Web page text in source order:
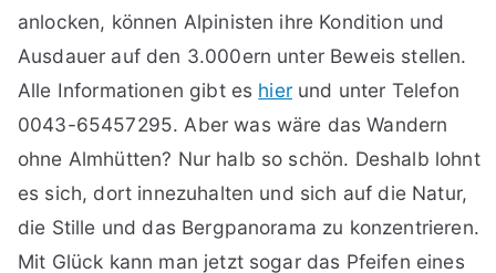
anlocken, können Alpinisten ihre Kondition und
Ausdauer auf den 3.000ern unter Beweis stellen.
Alle Informationen gibt es hierund unter Telefon
0043-65457295. Aber was wäre das Wandern
ohne Almhütten? Nur halb so schön. Deshalb lohnt
es sich, dort innezuhalten und sich auf die Natur,
die Stille und das Bergpanorama zu konzentrieren.
Mit Glück kann man jetzt sogar das Pfeifen eines